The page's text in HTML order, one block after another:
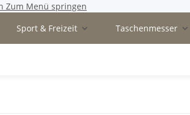
Zum Menü springen
Sport & Freizeit Taschenmesser